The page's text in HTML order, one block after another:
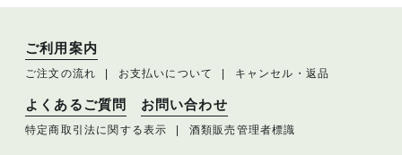
ご利用案内
ご注文の流れ お支払いについて キャンセル・返品
よくあるご質問 お問い合わせ
特定商取引法に関する表示 酒類販売管理者標識